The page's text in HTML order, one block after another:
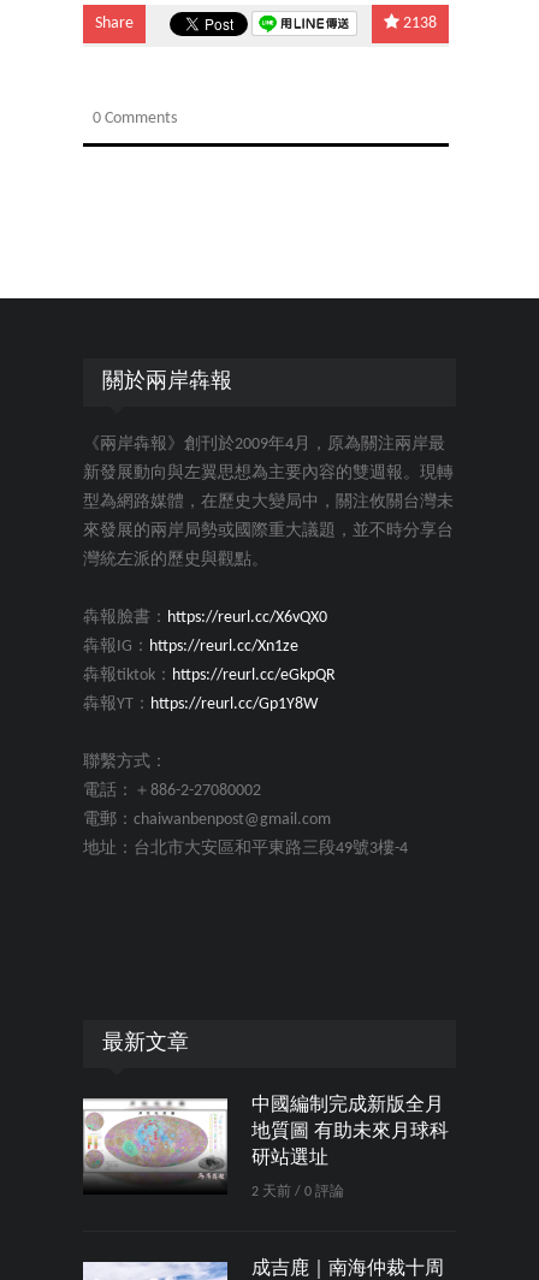
Share 2138
0 Comments
關於兩岸犇報
《兩岸犇報》創刊於2009年4月，原為關注兩岸最
新發展動向與左翼思想為主要內容的雙週報。現轉
型為網路媒體，在歷史大變局中，關注攸關台灣未
來發展的兩岸局勢或國際重大議題，並不時分享台
灣統左派的歷史與觀點。
犇報臉書： https://reurl.cc/X6vQX0
犇報IG： https://reurl.cc/Xn1ze
犇報tiktok： https://reurl.cc/eGkpQR
犇報YT： https://reurl.cc/Gp1Y8W
聯繫方式：
電話：＋886-2-27080002
電郵：chaiwanbenpost@gmail.com
地址：台北市大安區和平東路三段49號3樓-4
最新文章
中國編制完成新版全月
地質圖 有助未來月球科
研站選址
2 天前 / 0 評論
成吉鹿｜南海仲裁十周